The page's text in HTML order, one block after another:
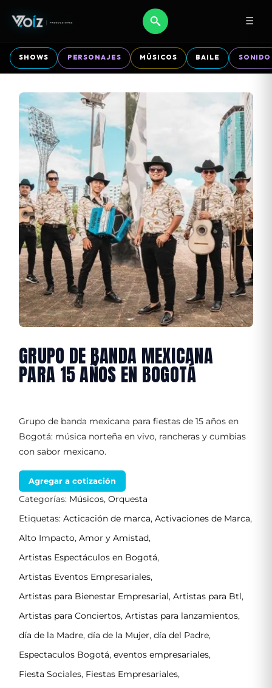
☰
SHOWS PERSONAJES MÚSICOS BAILE SONIDO
GRUPO DE BANDA MEXICANA
PARA 15 AÑOS EN BOGOTÁ
Grupo de banda mexicana para fiestas de 15 años en
Bogotá: música norteña en vivo, rancheras y cumbias
con sabor mexicano.
Agregar a cotización
Categorías: Músicos, Orquesta
Etiquetas: Acticación de marca, Activaciones de Marca,
Alto Impacto, Amor y Amistad,
Artistas Espectáculos en Bogotá,
Artistas Eventos Empresariales,
Artistas para Bienestar Empresarial, Artistas para Btl,
Artistas para Conciertos, Artistas para lanzamientos,
día de la Madre, día de la Mujer, día del Padre,
Espectaculos Bogotá, eventos empresariales,
Fiesta Sociales, Fiestas Empresariales,